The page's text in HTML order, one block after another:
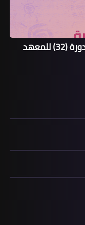
مديرية التطوع تفتح باب التقديم للدورة (32) للمعهد